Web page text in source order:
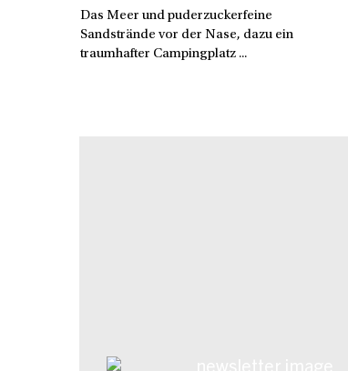
Das Meer und puderzuckerfeine
Sandstrände vor der Nase, dazu ein
traumhafter Campingplatz ...